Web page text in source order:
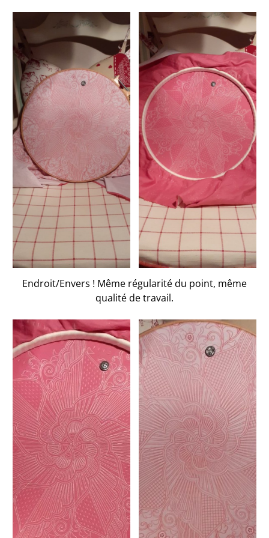
Endroit/Envers ! Même régularité du point, même
qualité de travail.